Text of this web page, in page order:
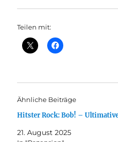
Teilen mit:
Ähnliche Beiträge
Hitster Rock: Bob! –
21. August 2025